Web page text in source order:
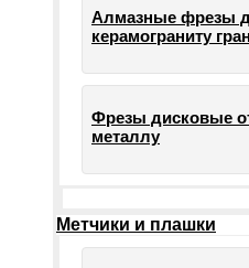
Алмазные фрезы
керамограниту
Фрезы дисковые
металлу
Метчики и плашки